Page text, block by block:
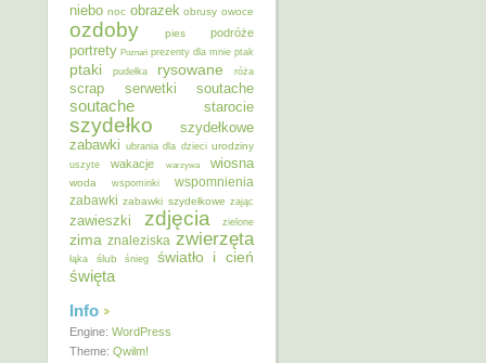
niebo noc obrazek obrusy owoce
ozdoby pies podróże
portrety Poznań prezenty dla mnie ptak
ptaki pudełka rysowane róża
scrap serwetki soutache
soutache starocie
szydełko
szydełkowe
zabawki ubrania dla dzieci urodziny
uszyte wakacje warzywa wiosna
woda wspominki
wspomnienia
zabawki zabawki szydełkowe zając
zawieszki zdjęcia zielone
zima znaleziska zwierzęta
łąka ślub śnieg światło i cień
święta
Info
Engine: WordPress
Theme: Qwilm!